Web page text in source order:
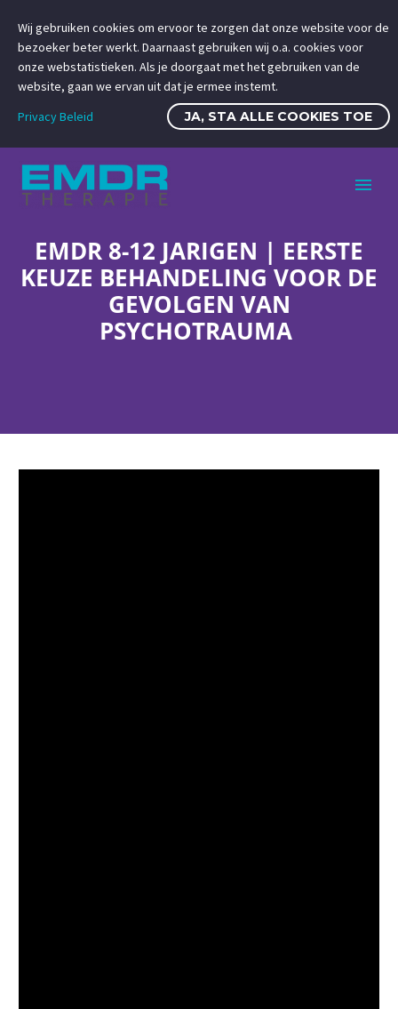
EMDR 8-12 JARIGEN | EERSTE
KEUZE BEHANDELING VOOR DE
GEVOLGEN VAN
PSYCHOTRAUMA
Wij gebruiken cookies om ervoor te zorgen dat onze website voor de
bezoeker beter werkt. Daarnaast gebruiken wij o.a. cookies voor
onze webstatistieken. Als je doorgaat met het gebruiken van de
website, gaan we ervan uit dat je ermee instemt.
Privacy Beleid
JA, STA ALLE COOKIES TOE